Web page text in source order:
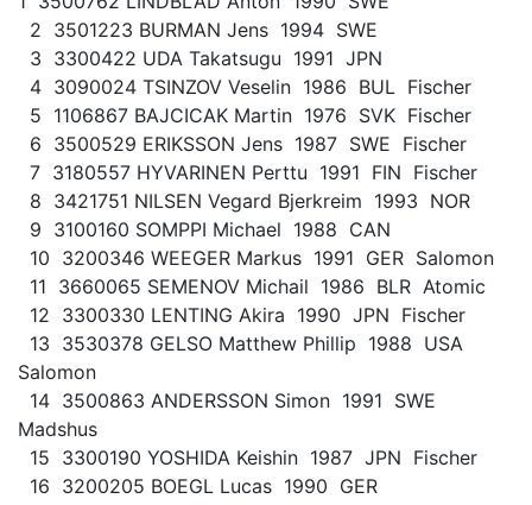
2 3501223 BURMAN Jens 1994 SWE
3 3300422 UDA Takatsugu 1991 JPN
4 3090024 TSINZOV Veselin 1986 BUL Fischer
5 1106867 BAJCICAK Martin 1976 SVK Fischer
6 3500529 ERIKSSON Jens 1987 SWE Fischer
7 3180557 HYVARINEN Perttu 1991 FIN Fischer
8 3421751 NILSEN Vegard Bjerkreim 1993 NOR
9 3100160 SOMPPI Michael 1988 CAN
10 3200346 WEEGER Markus 1991 GER Salomon
11 3660065 SEMENOV Michail 1986 BLR Atomic
12 3300330 LENTING Akira 1990 JPN Fischer
13 3530378 GELSO Matthew Phillip 1988 USA
Salomon
14 3500863 ANDERSSON Simon 1991 SWE
Madshus
15 3300190 YOSHIDA Keishin 1987 JPN Fischer
16 3200205 BOEGL Lucas 1990 GER